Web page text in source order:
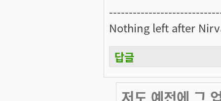
Nothing left after
답글
저도 예전에 그